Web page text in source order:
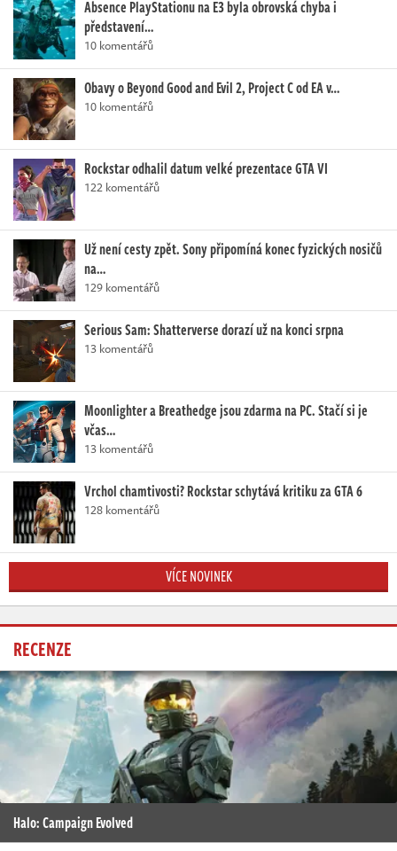
Absence PlayStationu na E3 byla obrovská chyba i
představení…
10 komentářů
Obavy o Beyond Good and Evil 2, Project C od EA v…
10 komentářů
Rockstar odhalil datum velké prezentace GTA VI
122 komentářů
Už není cesty zpět. Sony připomíná konec fyzických nosičů
na…
129 komentářů
Serious Sam: Shatterverse dorazí už na konci srpna
13 komentářů
Moonlighter a Breathedge jsou zdarma na PC. Stačí si je
včas…
13 komentářů
Vrchol chamtivosti? Rockstar schytává kritiku za GTA 6
128 komentářů
VÍCE NOVINEK
RECENZE
Halo: Campaign Evolved